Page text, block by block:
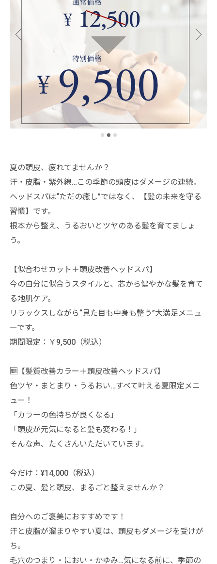
夏の頭皮、疲れてませんか？
汗・皮脂・紫外線…この季節の頭皮はダメージの連続。
ヘッドスパは“ただの癒し”ではなく、【髪の未来を守る
習慣】です。
根本から整え、うるおいとツヤのある髪を育てましょ
う。
【似合わせカット＋頭皮改善ヘッドスパ】
今の自分に似合うスタイルと、芯から健やかな髪を育て
る地肌ケア。
リラックスしながら“見た目も中身も整う”大満足メニュ
ーです。
期間限定：￥9,500（税込）
🆕【髪質改善カラー＋頭皮改善ヘッドスパ】
色ツヤ・まとまり・うるおい…すべて叶える夏限定メニ
ュー！
「カラーの色持ちが良くなる」
「頭皮が元気になると髪も変わる！」
そんな声、たくさんいただいています。
今だけ：¥14,000（税込）
この夏、髪と頭皮、まるごと整えませんか？
自分へのご褒美におすすめです！
汗と皮脂が溜まりやすい夏は、頭皮もダメージを受けが
ち。
毛穴のつまり・におい・かゆみ…気になる前に、季節の